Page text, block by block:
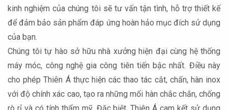
kinh nghiệm của chúng tôi sẽ tư vấn tận tình, hỗ trợ thiết kế
để đảm bảo sản phẩm đáp ứng hoàn hảo mục đích sử dụng
của bạn.
Chúng tôi tự hào sở hữu nhà xưởng hiện đại cùng hệ thống
máy móc, công nghệ gia công tiên tiến bậc nhất. Điều này
cho phép Thiên Á thực hiện các thao tác cắt, chấn, hàn inox
với độ chính xác cao, tạo ra những mối hàn chắc chắn, chống